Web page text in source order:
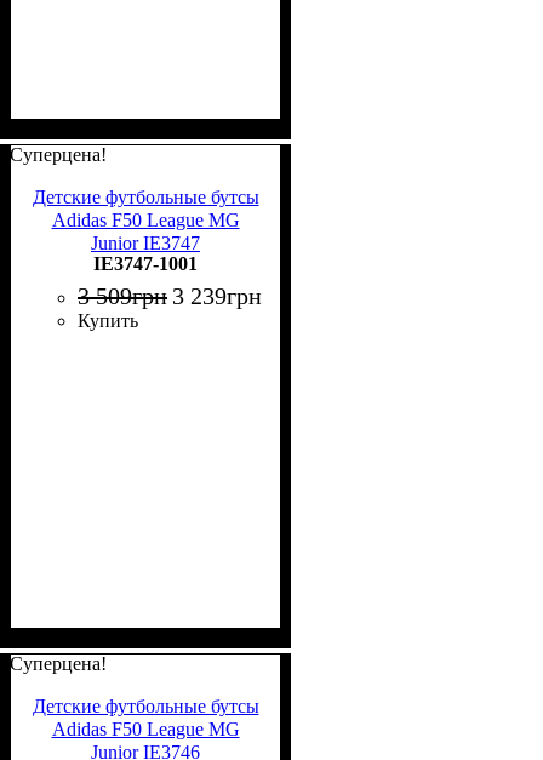
Суперцена!
Детские футбольные бутсы
Adidas F50 League MG
Junior IE3747
IE3747-1001
3 509грн 3 239грн
Купить
Суперцена!
Детские футбольные бутсы
Adidas F50 League MG
Junior IE3746